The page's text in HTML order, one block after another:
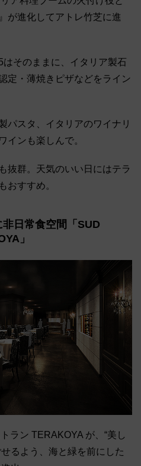
が進化してアトレ竹芝に進
そのままに、イタリア製石
定・薄焼きピザなどをライン
パスタ、イタリアのワイナリ
インも楽しんで。
抜群。天気のいい日にはテラ
おすすめ。
日常食空間「SUD
」
ラン TERAKOYA が、“美し
るよう、海と緑を前にした